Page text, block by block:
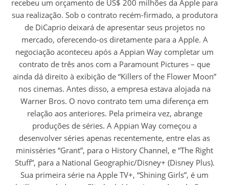
recebeu um orçamento de US$ 200 milhões da Apple para
sua realização. Sob o contrato recém-firmado, a produtora
de DiCaprio deixará de apresentar seus projetos no
mercado, oferecendo-os diretamente para a Apple. A
negociação aconteceu após a Appian Way completar um
contrato de três anos com a Paramount Pictures – que
ainda dá direito à exibição de “Killers of the Flower Moon”
nos cinemas. Antes disso, a empresa estava alojada na
Warner Bros. O novo contrato tem uma diferença em
relação aos anteriores. Pela primeira vez, abrange
produções de séries. A Appian Way começou a
desenvolver séries apenas recentemente, entre elas as
minisséries “Grant”, para o History Channel, e “The Right
Stuff”, para a National Geographic/Disney+ (Disney Plus).
Sua primeira série na Apple TV+, “Shining Girls”, é um